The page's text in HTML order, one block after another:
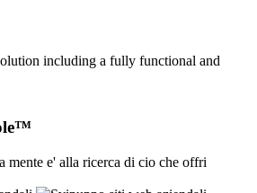
including a fully functional and
mente e' alla ricerca di cio che offri